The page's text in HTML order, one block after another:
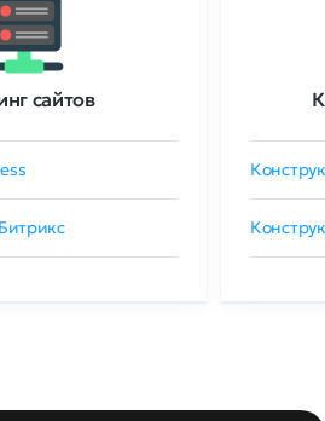
сайтов